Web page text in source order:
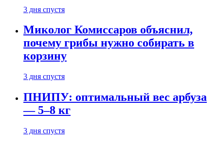
3 дня спустя
Миколог Комиссаров объяснил,
почему грибы нужно собирать в
корзину
3 дня спустя
ПНИПУ: оптимальный вес арбуза
— 5–8 кг
3 дня спустя